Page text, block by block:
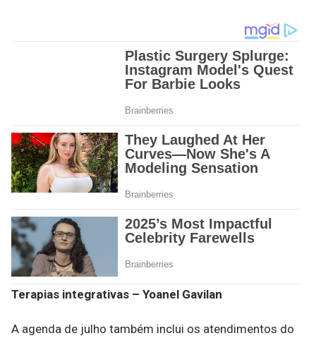
Terapias integrativas – Yoanel Gavilan
A agenda de julho também inclui os atendimentos do